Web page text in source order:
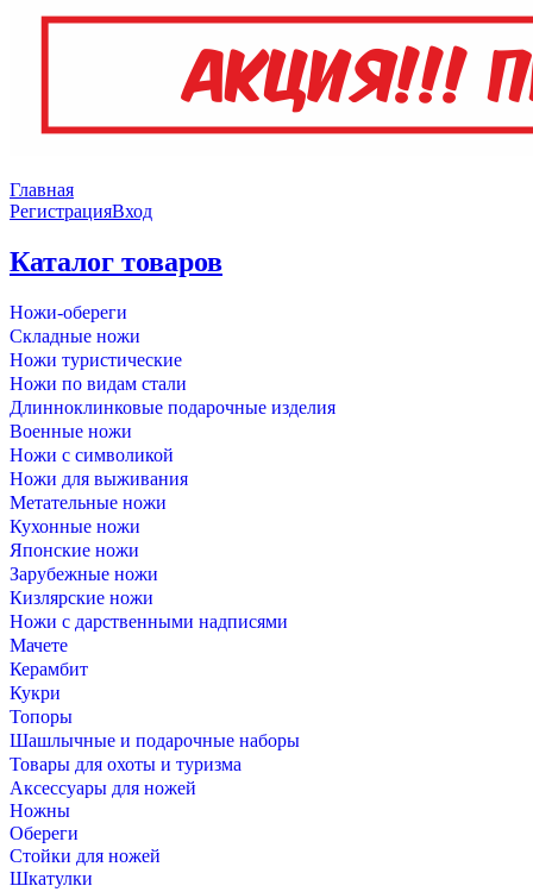
Главная
РегистрацияВход
Каталог товаров
Ножи-обереги
Складные ножи
Ножи туристические
Ножи по видам стали
Длинноклинковые подарочные изделия
Военные ножи
Ножи с символикой
Ножи для выживания
Метательные ножи
Кухонные ножи
Японские ножи
Зарубежные ножи
Кизлярские ножи
Ножи с дарственными надписями
Мачете
Керамбит
Кукри
Топоры
Шашлычные и подарочные наборы
Товары для охоты и туризма
Аксессуары для ножей
Ножны
Обереги
Стойки для ножей
Шкатулки